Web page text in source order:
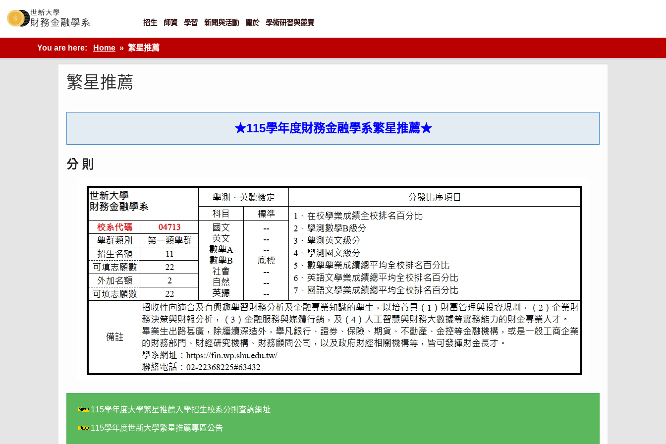
content
世新大學財金系網站
招生 師資 學習 新聞與活動 關於 學術研習與競賽
You are here: Home 繁星推薦
繁星推薦
★115學年度財務金融學系繁星推薦★
分 則
115學年度大學繁星推薦入學招生校系分則查詢網址
115學年度世新大學繁星推薦專區公告